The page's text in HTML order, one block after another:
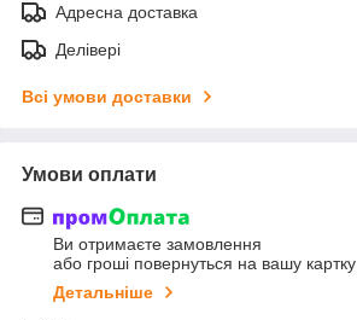
Адресна доставка
Делівері
Всі умови доставки
Умови оплати
Ви отримаєте замовлення
або гроші повернуться на вашу картку
Детальніше